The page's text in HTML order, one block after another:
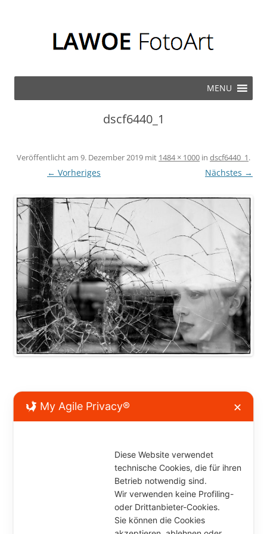
Zum Inhalt springen
MENU
dscf6440_1
Veröffentlicht am 9. Dezember 2019 mit 1484 × 1000 in dscf6440_1.
← Vorheriges Nächstes →
Kommentar verfassen
My Agile Privacy® ✕
Diese Website verwendet
technische Cookies, die für ihren
Betrieb notwendig sind.
Wir verwenden keine Profiling-
oder Drittanbieter-Cookies.
Sie können die Cookies